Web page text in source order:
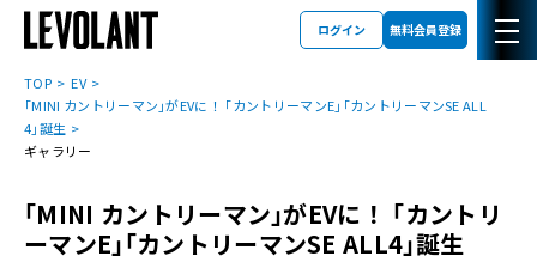
ログイン 無料会員登録
TOP
EV
｢MINI カントリーマン｣がEVに！ ｢カントリーマンE｣｢カントリーマンSE ALL
4｣誕生
ギャラリー
｢MINI カントリーマン｣がEVに！ ｢カントリ
ーマンE｣｢カントリーマンSE ALL4｣誕生